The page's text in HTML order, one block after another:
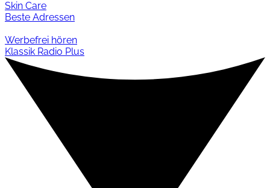
Skin Care
Beste Adressen
Werbefrei hören
Klassik Radio Plus